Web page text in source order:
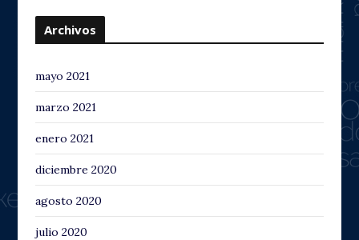
Archivos
mayo 2021
marzo 2021
enero 2021
diciembre 2020
agosto 2020
julio 2020